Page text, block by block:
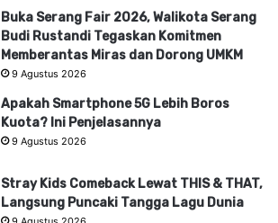
Buka Serang Fair 2026, Walikota Serang
Budi Rustandi Tegaskan Komitmen
Memberantas Miras dan Dorong UMKM
9 Agustus 2026
Apakah Smartphone 5G Lebih Boros
Kuota? Ini Penjelasannya
9 Agustus 2026
Stray Kids Comeback Lewat THIS & THAT,
Langsung Puncaki Tangga Lagu Dunia